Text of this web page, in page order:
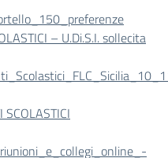
– U.Di.S.I. sollecita